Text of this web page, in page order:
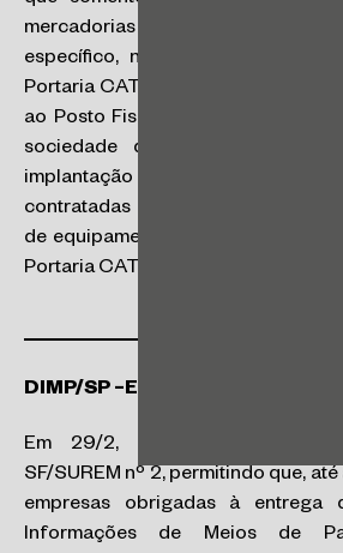
mercadorias com destino à
específico, nos termos do inciso
Portaria CAT 03/2013, não precisa
ao Posto Fiscal, pois o
sociedade de propósito
implantação da Linha, bem como
contratadas para a execução das
de equipamentos e sistemas, nos
Portaria CAT 03/2013 (
DIMP/SP –Entrega da DOC até
Em 29/2, foi publicada a
SF/SUREM nº 2, permitindo que,
empresas obrigadas à entrega
Informações de Meios de